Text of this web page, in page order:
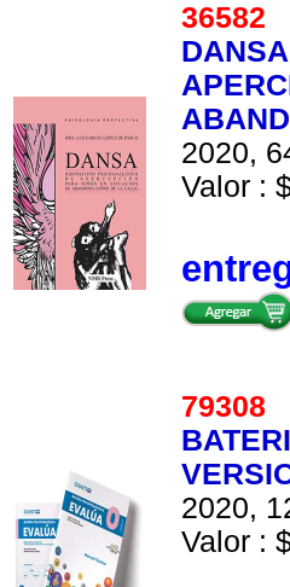
36582
2020,
Valor :
79308
2020,
Valor :